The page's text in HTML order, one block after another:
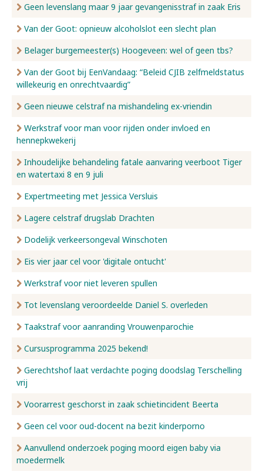
Geen levenslang maar 9 jaar gevangenisstraf in zaak Eris
Van der Goot: opnieuw alcoholslot een slecht plan
Belager burgemeester(s) Hoogeveen: wel of geen tbs?
Van der Goot bij EenVandaag: “Beleid CJIB zelfmeldstatus
willekeurig en onrechtvaardig”
Geen nieuwe celstraf na mishandeling ex-vriendin
Werkstraf voor man voor rijden onder invloed en
hennepkwekerij
Inhoudelijke behandeling fatale aanvaring veerboot Tiger
en watertaxi 8 en 9 juli
Expertmeeting met Jessica Versluis
Lagere celstraf drugslab Drachten
Dodelijk verkeersongeval Winschoten
Eis vier jaar cel voor 'digitale ontucht'
Werkstraf voor niet leveren spullen
Tot levenslang veroordeelde Daniel S. overleden
Taakstraf voor aanranding Vrouwenparochie
Cursusprogramma 2025 bekend!
Gerechtshof laat verdachte poging doodslag Terschelling
vrij
Voorarrest geschorst in zaak schietincident Beerta
Geen cel voor oud-docent na bezit kinderporno
Aanvullend onderzoek poging moord eigen baby via
moedermelk